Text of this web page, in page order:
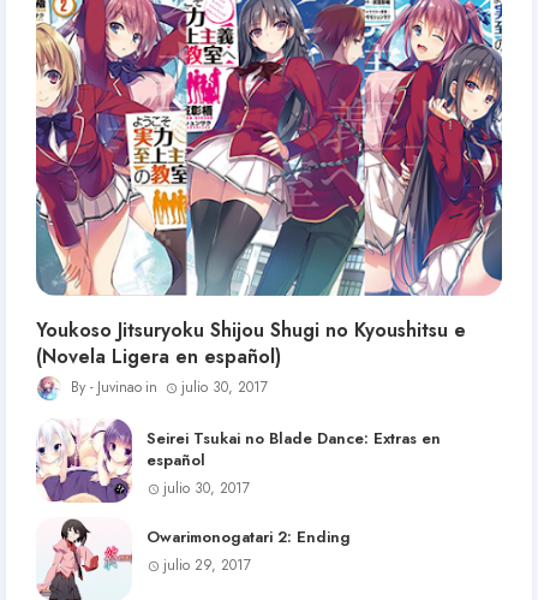
Youkoso Jitsuryoku Shijou Shugi no Kyoushitsu e
(Novela Ligera en español)
Juvinao julio 30, 2017
Seirei Tsukai no Blade Dance: Extras en
español
julio 30, 2017
Owarimonogatari 2: Ending
julio 29, 2017